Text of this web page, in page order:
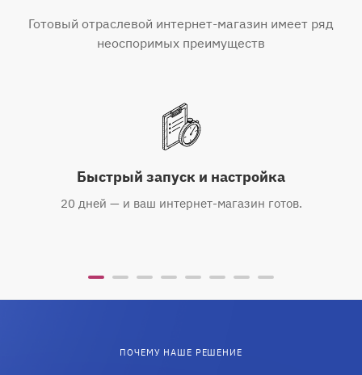
Готовый отраслевой интернет-магазин имеет ряд
неоспоримых преимуществ
Быстрый запуск и настройка
20 дней — и ваш интернет-магазин готов.
ПОЧЕМУ НАШЕ РЕШЕНИЕ